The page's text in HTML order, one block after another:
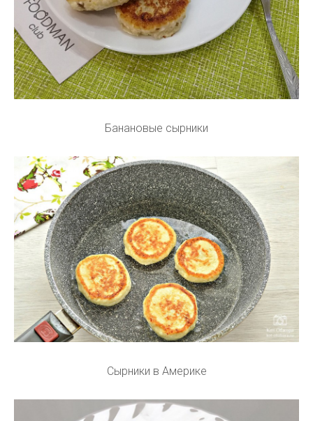
Банановые сырники
Сырники в Америке